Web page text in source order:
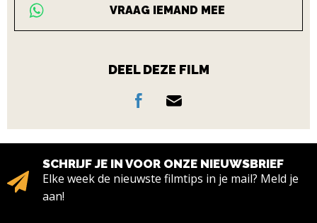
VRAAG IEMAND MEE
DEEL DEZE FILM
SCHRIJF JE IN VOOR ONZE NIEUWSBRIEF
Elke week de nieuwste filmtips in je mail? Meld je
aan!